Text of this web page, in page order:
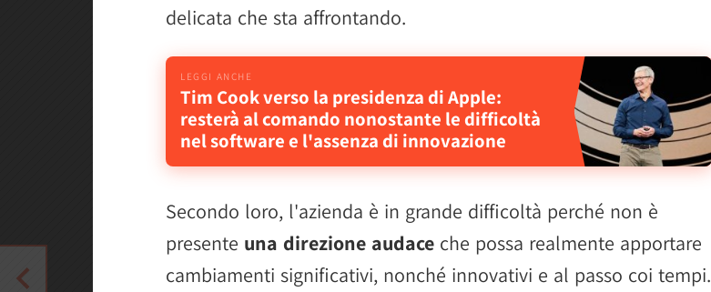
delicata che sta affrontando.
Tim Cook verso la presidenza di Apple:
resterà al comando nonostante le difficoltà
nel software e l'assenza di innovazione
Secondo loro, l'azienda è in grande difficoltà perché non è
presente una direzione audace che possa realmente apportare
cambiamenti significativi, nonché innovativi e al passo coi tempi.